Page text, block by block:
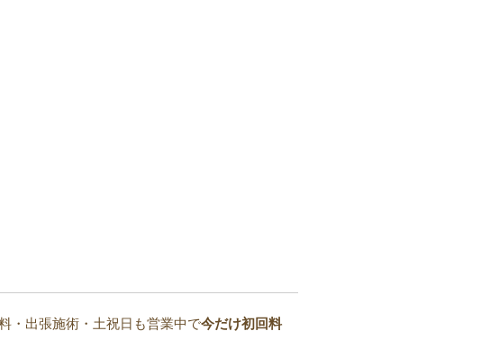
・出張施術・土祝日も営業中で今だけ初回料